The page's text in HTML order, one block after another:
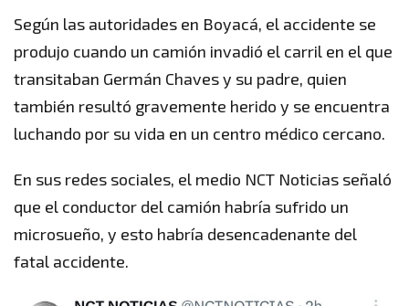
Según las autoridades en Boyacá, el accidente se
produjo cuando un camión invadió el carril en el que
transitaban Germán Chaves y su padre, quien
también resultó gravemente herido y se encuentra
luchando por su vida en un centro médico cercano.
En sus redes sociales, el medio NCT Noticias señaló
que el conductor del camión habría sufrido un
microsueño, y esto habría desencadenante del
fatal accidente.